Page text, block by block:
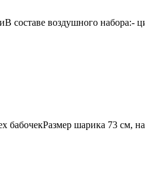
составе воздушного набора:-
шарика 73 см,